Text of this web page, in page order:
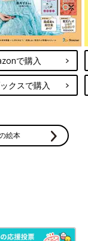
で購入
クスで購入
絵本